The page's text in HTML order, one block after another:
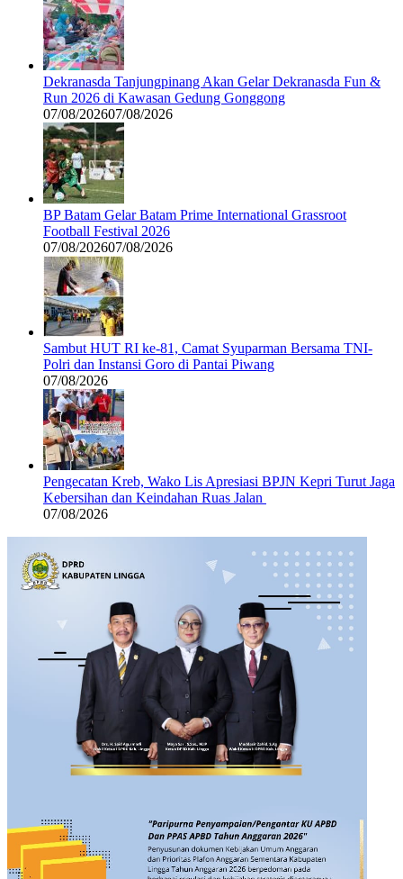
Dekranasda Tanjungpinang Akan Gelar Dekranasda Fun &
Run 2026 di Kawasan Gedung Gonggong
07/08/202607/08/2026
BP Batam Gelar Batam Prime International Grassroot
Football Festival 2026
07/08/202607/08/2026
Sambut HUT RI ke-81, Camat Syuparman Bersama TNI-
Polri dan Instansi Goro di Pantai Piwang
07/08/2026
Pengecatan Kreb, Wako Lis Apresiasi BPJN Kepri Turut Jaga
Kebersihan dan Keindahan Ruas Jalan
07/08/2026